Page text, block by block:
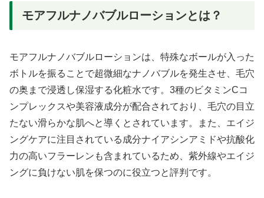
モアフルナノバブルローションとは？
モアフルナノバブルローションは、特殊なボールが入った
ボトルを振ることで超微細なナノバブルを発生させ、毛穴
の奥まで浸透し保湿する化粧水です。3種のビタミンCコ
ンプレックスや美容液成分が配合されており、毛穴の目立
たない滑らかな肌へと導くとされています。また、エイジ
ングケアに注目されている成分ナイアシンアミドや抗酸化
力の高いフラーレンも含まれているため、紫外線やエイジ
ングに負けない肌を保つのに役立つと評判です。